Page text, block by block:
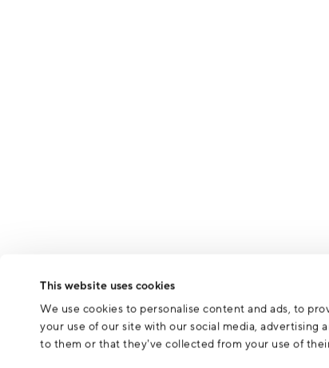
This website uses cookies
We use cookies to personalise content and ads, to
your use of our site with our social media, advertising
to them or that they’ve collected from your use of